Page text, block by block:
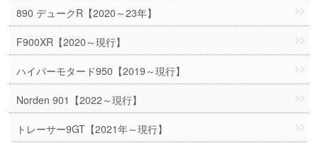
890 デュークR【2020～23年】
F900XR【2020～現行】
ハイパーモタード950【2019～現行】
Norden 901【2022～現行】
トレーサー9GT【2021年～現行】